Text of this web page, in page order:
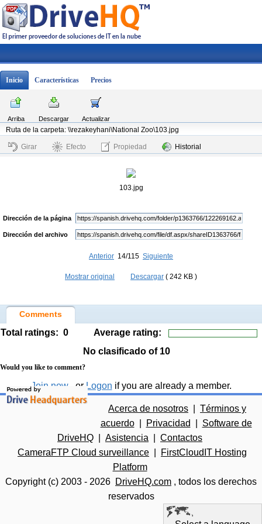
Inicio Características Precios
Arriba Descargar
Actualizar
Ruta de la carpeta: \\rezakeyhani\National Zoo\103.jpg
Girar Efecto Propiedad Historial
103.jpg
Dirección de la página
Dirección del archivo
Anterior 14/115 Siguiente
Mostrar original Descargar ( 242 KB )
Comments
Total ratings: 0
Average rating:
No clasificado of 10
Would you like to comment?
Join now , or Logon if you are already a member.
Acerca de nosotros
Términos y
acuerdo
Privacidad
Software de
DriveHQ
Asistencia
Contactos
CameraFTP Cloud surveillance
FirstCloudIT Hosting
Platform
Copyright (c) 2003 - 2026 DriveHQ.com , todos los derechos
reservados